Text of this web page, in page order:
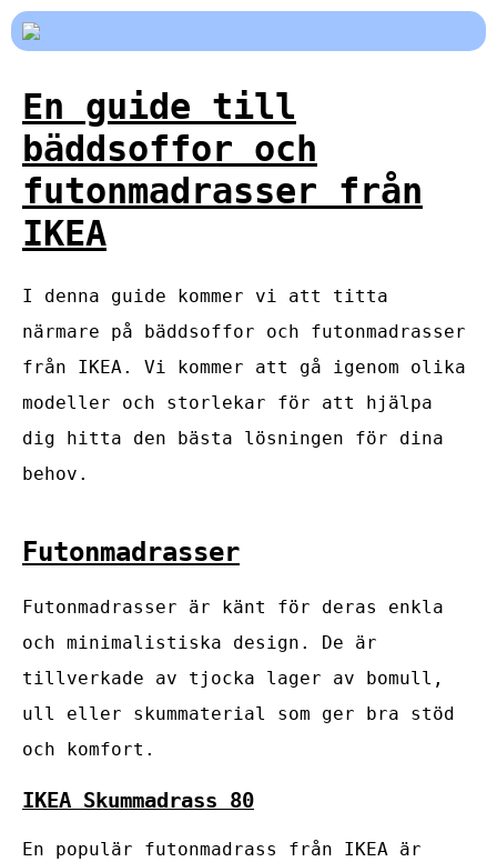
En guide till
bäddsoffor och
futonmadrasser från
IKEA
I denna guide kommer vi att titta
närmare på bäddsoffor och futonmadrasser
från IKEA. Vi kommer att gå igenom olika
modeller och storlekar för att hjälpa
dig hitta den bästa lösningen för dina
behov.
Futonmadrasser
Futonmadrasser är känt för deras enkla
och minimalistiska design. De är
tillverkade av tjocka lager av bomull,
ull eller skummaterial som ger bra stöd
och komfort.
IKEA Skummadrass 80
En populär futonmadrass från IKEA är